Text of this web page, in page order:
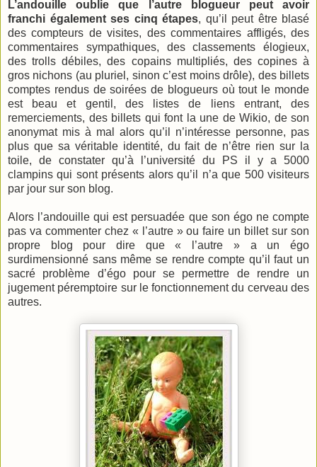
L’andouille oublie que l’autre blogueur peut avoir
franchi également ses cinq étapes, qu’il peut être blasé
des compteurs de visites, des commentaires affligés, des
commentaires sympathiques, des classements élogieux,
des trolls débiles, des copains multipliés, des copines à
gros nichons (au pluriel, sinon c’est moins drôle), des billets
comptes rendus de soirées de blogueurs où tout le monde
est beau et gentil, des listes de liens entrant, des
remerciements, des billets qui font la une de Wikio, de son
anonymat mis à mal alors qu’il n’intéresse personne, pas
plus que sa véritable identité, du fait de n’être rien sur la
toile, de constater qu’à l’université du PS il y a 5000
clampins qui sont présents alors qu’il n’a que 500 visiteurs
par jour sur son blog.
Alors l’andouille qui est persuadée que son égo ne compte
pas va commenter chez « l’autre » ou faire un billet sur son
propre blog pour dire que « l’autre » a un égo
surdimensionné sans même se rendre compte qu’il faut un
sacré problème d’égo pour se permettre de rendre un
jugement péremptoire sur le fonctionnement du cerveau des
autres.